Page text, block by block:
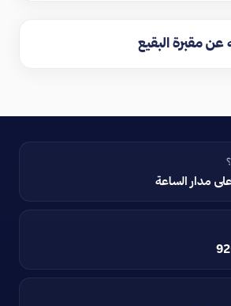
مقبرة البقيع